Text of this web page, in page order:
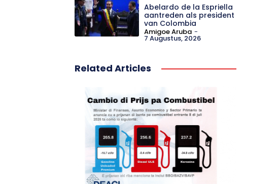
Abelardo de la Espriella
aantreden als president
van Colombia
Amigoe Aruba -
7 Augustus, 2026
Related Articles